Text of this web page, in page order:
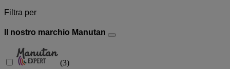
Filtra per
Il nostro marchio Manutan
(3)